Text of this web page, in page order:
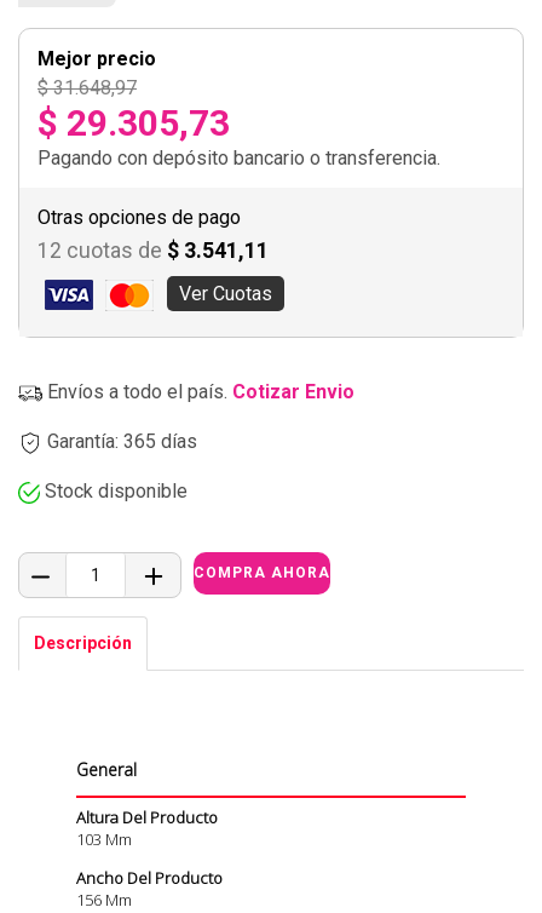
Mejor precio
$ 31.648,97
$ 29.305,73
Pagando con depósito bancario o transferencia.
Otras opciones de pago
12 cuotas de $ 3.541,11
Ver Cuotas
Envíos a todo el país. Cotizar Envio
Garantía: 365 días
Stock disponible
Descripción
General
Altura Del Producto
103 Mm
Ancho Del Producto
156 Mm